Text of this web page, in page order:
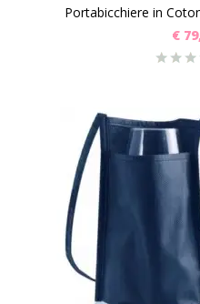
Portabicchiere in
€